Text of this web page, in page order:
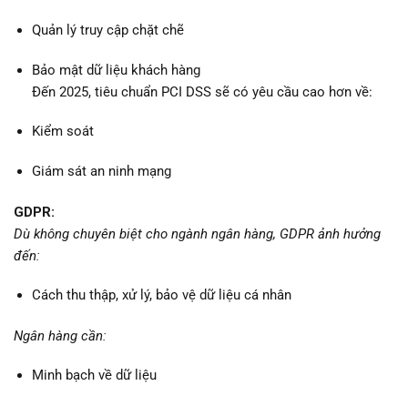
Quản lý truy cập chặt chẽ
Bảo mật dữ liệu khách hàng
Đến 2025, tiêu chuẩn PCI DSS sẽ có yêu cầu cao hơn về:
Kiểm soát
Giám sát an ninh mạng
GDPR:
Dù không chuyên biệt cho ngành ngân hàng, GDPR ảnh hưởng
đến:
Cách thu thập, xử lý, bảo vệ dữ liệu cá nhân
Ngân hàng cần:
Minh bạch về dữ liệu